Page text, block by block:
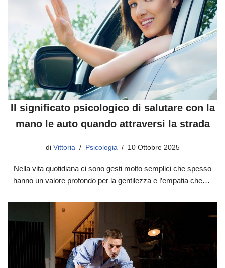
Il significato psicologico di salutare con la
mano le auto quando attraversi la strada
di Vittoria Psicologia 10 Ottobre 2025
Nella vita quotidiana ci sono gesti molto semplici che spesso
hanno un valore profondo per la gentilezza e l’empatia che…